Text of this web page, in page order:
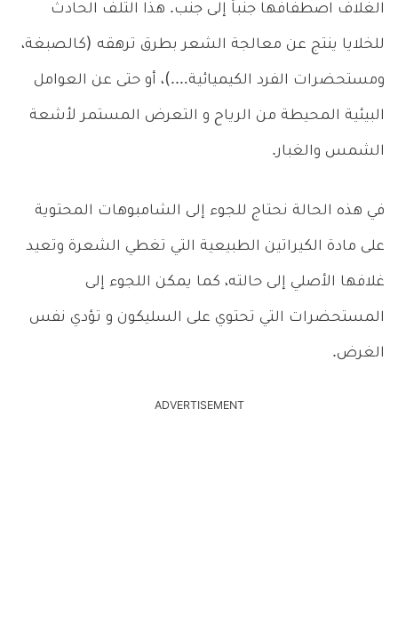
الغلاف اصطفافها جنباً إلى جنب. هذا التلف الحادث
للخلايا ينتج عن معالجة الشعر بطرق ترهقه (كالصبغة،
ومستحضرات الفرد الكيميائية….)، أو حتى عن العوامل
البيئية المحيطة من الرياح و التعرض المستمر لأشعة
الشمس والغبار.
في هذه الحالة نحتاج للجوء إلى الشامبوهات المحتوية
على مادة الكيراتين الطبيعية التي تغطي الشعرة وتعيد
غلافها الأصلي إلى حالته، كما يمكن اللجوء إلى
المستحضرات التي تحتوي على السليكون و تؤدي نفس
الغرض.
ADVERTISEMENT